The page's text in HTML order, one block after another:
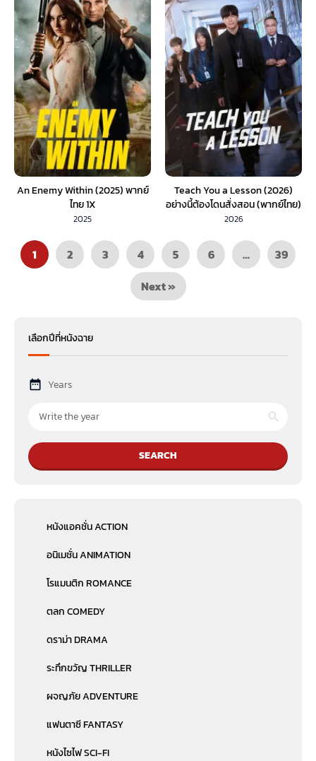
An Enemy Within (2025) พากย์
ไทย 1X
2025
Teach You a Lesson (2026)
อย่างนี้ต้องโดนสั่งสอน (พากย์ไทย)
EP.1-10
2026
1 2 3 4 5 6 …
39
Next »
เลือกปีที่หนังฉาย
Years
SEARCH
หนังแอคชั่น ACTION
อนิเมชั่น ANIMATION
โรแมนติก ROMANCE
ตลก COMEDY
ดราม่า DRAMA
ระทึกขวัญ THRILLER
ผจญภัย ADVENTURE
แฟนตาซี FANTASY
หนังไซไฟ SCI-FI